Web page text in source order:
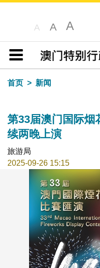
A A A
目录
首页
新闻
第33届澳门国际烟
续两晚上演
旅游局
2025-09-26 15:15